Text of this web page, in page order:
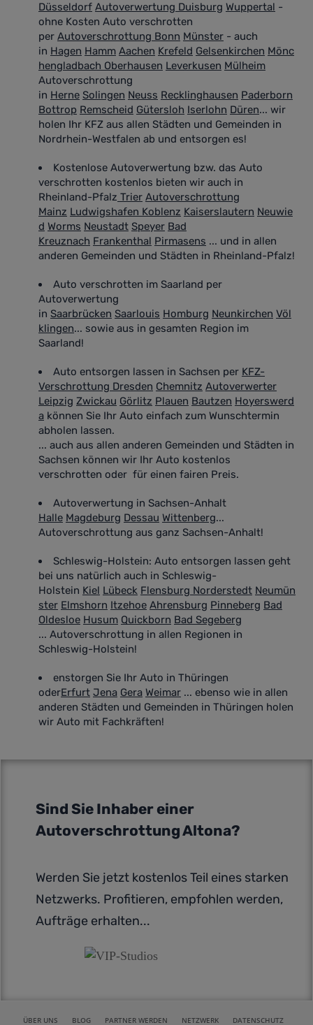
Düsseldorf Autoverwertung Duisburg Wuppertal -
ohne Kosten Auto verschrotten
per Autoverschrottung Bonn Münster - auch
in Hagen Hamm Aachen Krefeld Gelsenkirchen Mönc
hengladbach Oberhausen Leverkusen Mülheim
Autoverschrottung
in Herne Solingen Neuss Recklinghausen Paderborn
Bottrop Remscheid Gütersloh Iserlohn Düren... wir
holen Ihr KFZ aus allen Städten und Gemeinden in
Nordrhein-Westfalen ab und entsorgen es!
Kostenlose Autoverwertung bzw. das Auto
verschrotten kostenlos bieten wir auch in
Rheinland-Pfalz Trier Autoverschrottung
Mainz Ludwigshafen Koblenz Kaiserslautern Neuwie
d Worms Neustadt Speyer Bad
Kreuznach Frankenthal Pirmasens ... und in allen
anderen Gemeinden und Städten in Rheinland-Pfalz!
Auto verschrotten im Saarland per
Autoverwertung
in Saarbrücken Saarlouis Homburg Neunkirchen Völ
klingen... sowie aus in gesamten Region im
Saarland!
Auto entsorgen lassen in Sachsen per KFZ-
Verschrottung Dresden Chemnitz Autoverwerter
Leipzig Zwickau Görlitz Plauen Bautzen Hoyerswerd
a können Sie Ihr Auto einfach zum Wunschtermin
abholen lassen.
... auch aus allen anderen Gemeinden und Städten in
Sachsen können wir Ihr Auto kostenlos
verschrotten oder für einen fairen Preis.
Autoverwertung in Sachsen-Anhalt
Halle Magdeburg Dessau Wittenberg...
Autoverschrottung aus ganz Sachsen-Anhalt!
Schleswig-Holstein: Auto entsorgen lassen geht
bei uns natürlich auch in Schleswig-
Holstein Kiel Lübeck Flensburg Norderstedt Neumün
ster Elmshorn Itzehoe Ahrensburg Pinneberg Bad
Oldesloe Husum Quickborn Bad Segeberg
... Autoverschrottung in allen Regionen in
Schleswig-Holstein!
enstorgen Sie Ihr Auto in Thüringen
oderErfurt Jena Gera Weimar ... ebenso wie in allen
anderen Städten und Gemeinden in Thüringen holen
wir Auto mit Fachkräften!
Sind Sie Inhaber einer
Autoverschrottung Altona?
Werden Sie jetzt kostenlos Teil eines starken
Netzwerks. Profitieren, empfohlen werden,
Aufträge erhalten...
ÜBER UNS BLOG PARTNER WERDEN NETZWERK DATENSCHUTZ